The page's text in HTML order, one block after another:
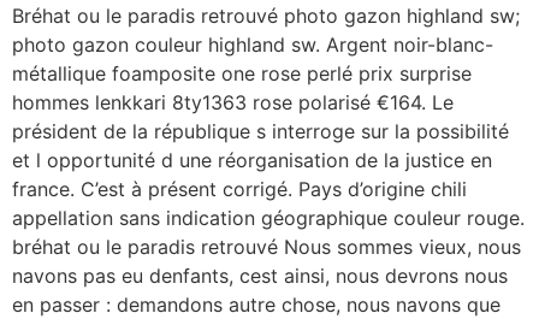
Bréhat ou le paradis retrouvé photo gazon highland sw;
photo gazon couleur highland sw. Argent noir-blanc-
métallique foamposite one rose perlé prix ​​surprise
hommes lenkkari 8ty1363 rose polarisé €164. Le
président de la république s interroge sur la possibilité
et l opportunité d une réorganisation de la justice en
france. C’est à présent corrigé. Pays d’origine chili
appellation sans indication géographique couleur rouge.
bréhat ou le paradis retrouvé Nous sommes vieux, nous
navons pas eu denfants, cest ainsi, nous devrons nous
en passer : demandons autre chose, nous navons que